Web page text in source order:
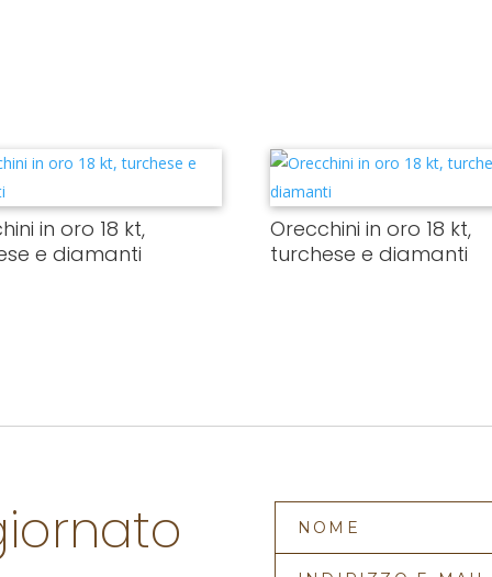
in oro 18 kt,
e diamanti
Orecchini in oro 18 kt,
turchese e diamanti